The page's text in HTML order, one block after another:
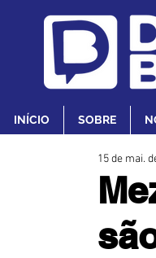
INÍCIO SOBRE
15 de mai.